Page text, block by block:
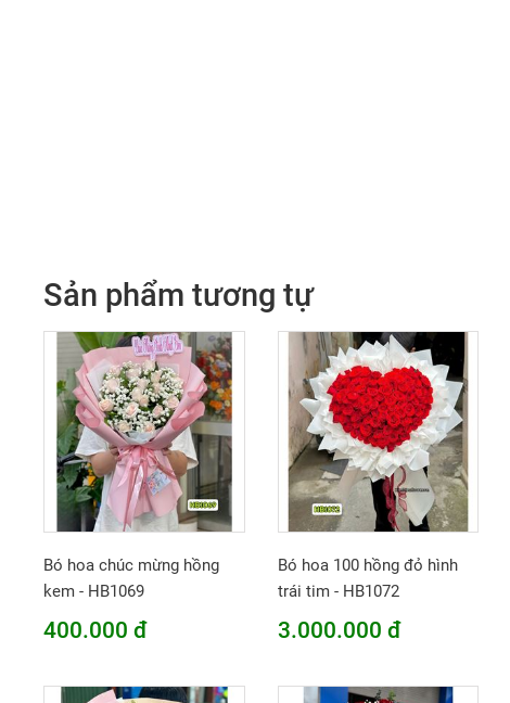
Sản phẩm tương tự
Bó hoa chúc mừng hồng
kem - HB1069
400.000 đ
Bó hoa 100 hồng đỏ hình
trái tim - HB1072
3.000.000 đ